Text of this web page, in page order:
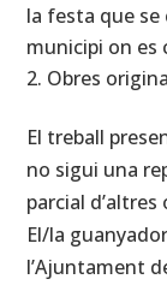
la festa que se
municipi on es
Obres
El treball
no sigui una
parcial
El/la
l’Ajuntament